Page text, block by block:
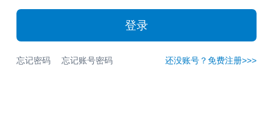
登录
忘记密码 忘记账号密码 还没账号？免费注册>>>